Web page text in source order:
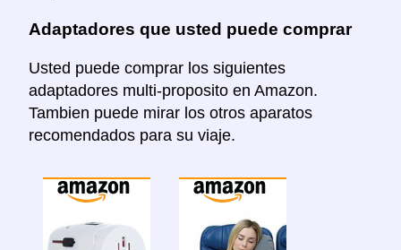
Adaptadores que usted puede comprar
Usted puede comprar los siguientes
adaptadores multi-proposito en Amazon.
Tambien puede mirar los otros aparatos
recomendados para su viaje.